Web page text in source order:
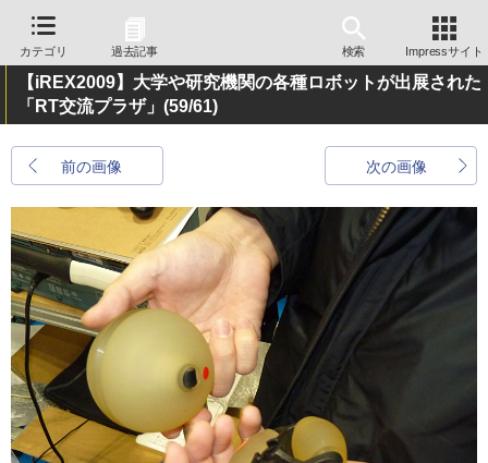
カテゴリ 過去記事 検索 Impressサイト
【iREX2009】大学や研究機関の各種ロボットが出展された
「RT交流プラザ」 (59/61)
前の画像 次の画像